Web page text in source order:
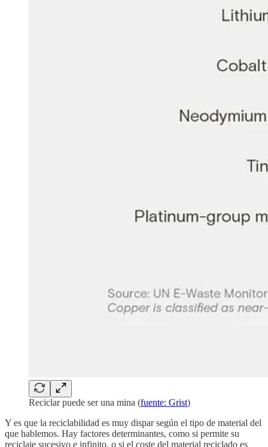
Reciclar puede ser una mina (fuente: Grist)
Y es que la reciclabilidad es muy dispar según el tipo de material del
que hablemos. Hay factores determinantes, como si permite su
reciclaje sucesivo e infinito, o si el coste del material reciclado es